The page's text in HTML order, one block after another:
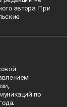
автора. При
по